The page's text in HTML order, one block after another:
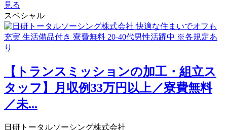
見る
スペシャル
【トランスミッションの加工・組立ス
タッフ】月収例33万円以上／寮費無料
／未...
日研トータルソーシング株式会社